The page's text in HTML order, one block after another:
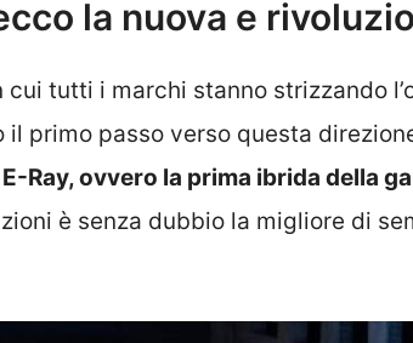
la nuova e
cui tutti i marchi stanno strizzando
il primo passo verso questa
Ray, ovvero la prima ibrida della
è senza dubbio la migliore di